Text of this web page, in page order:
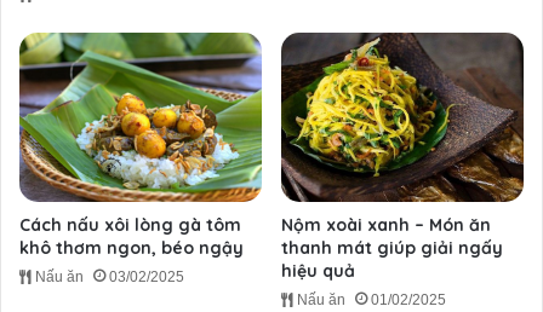
Cách nấu xôi lòng gà tôm
khô thơm ngon, béo ngậy
Nấu ăn 03/02/2025
Nộm xoài xanh – Món ăn
thanh mát giúp giải ngấy
hiệu quả
Nấu ăn 01/02/2025